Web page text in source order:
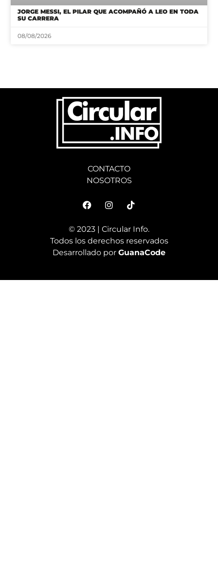
JORGE MESSI, EL PILAR QUE ACOMPAÑÓ A LEO EN TODA
SU CARRERA
08/08/2026
CONTACTO
NOSOTROS
© 2023 | Circular Info.
Todos los derechos reservados
Desarrollado por GuanaCode